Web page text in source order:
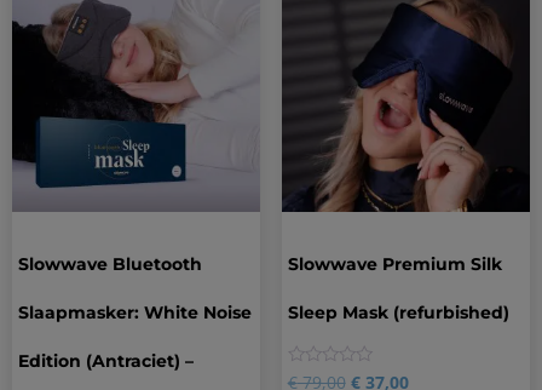
Slowwave Bluetooth
Slaapmasker: White Noise
Edition (Antraciet) –
Slowwave Premium Silk
Sleep Mask (refurbished)
0
€79,00 €37,00